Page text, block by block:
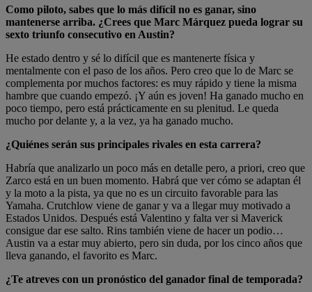
Como piloto, sabes que lo más difícil no es ganar, sino
mantenerse arriba. ¿Crees que Marc Márquez pueda lograr su
sexto triunfo consecutivo en Austin?
He estado dentro y sé lo difícil que es mantenerte física y
mentalmente con el paso de los años. Pero creo que lo de Marc se
complementa por muchos factores: es muy rápido y tiene la misma
hambre que cuando empezó. ¡Y aún es joven! Ha ganado mucho en
poco tiempo, pero está prácticamente en su plenitud. Le queda
mucho por delante y, a la vez, ya ha ganado mucho.
¿Quiénes serán sus principales rivales en esta carrera?
Habría que analizarlo un poco más en detalle pero, a priori, creo que
Zarco está en un buen momento. Habrá que ver cómo se adaptan él
y la moto a la pista, ya que no es un circuito favorable para las
Yamaha. Crutchlow viene de ganar y va a llegar muy motivado a
Estados Unidos. Después está Valentino y falta ver si Maverick
consigue dar ese salto. Rins también viene de hacer un podio…
Austin va a estar muy abierto, pero sin duda, por los cinco años que
lleva ganando, el favorito es Marc.
¿Te atreves con un pronóstico del ganador final de temporada?